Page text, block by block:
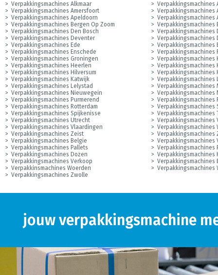
Verpakkingsmachines Alkmaar
Verpakkingsmachines
Verpakkingsmachines Amersfoort
Verpakkingsmachines
Verpakkingsmachines Apeldoorn
Verpakkingsmachines
Verpakkingsmachines Bergen Op Zoom
Verpakkingsmachines
Verpakkingsmachines Den Bosch
Verpakkingsmachines
Verpakkingsmachines Deventer
Verpakkingsmachines
Verpakkingsmachines Ede
Verpakkingsmachines
Verpakkingsmachines Enschede
Verpakkingsmachines
Verpakkingsmachines Groningen
Verpakkingsmachines
Verpakkingsmachines Heerlen
Verpakkingsmachines
Verpakkingsmachines Hilversum
Verpakkingsmachines
Verpakkingsmachines Katwijk
Verpakkingsmachines
Verpakkingsmachines Lelystad
Verpakkingsmachines
Verpakkingsmachines Nieuwegein
Verpakkingsmachines
Verpakkingsmachines Purmerend
Verpakkingsmachines
Verpakkingsmachines Rotterdam
Verpakkingsmachines
Verpakkingsmachines Spijkenisse
Verpakkingsmachines
Verpakkingsmachines Utrecht
Verpakkingsmachines
Verpakkingsmachines Vlaardingen
Verpakkingsmachines
Verpakkingsmachines Zeist
Verpakkingsmachines
Verpakkingsmachines Belgie
Verpakkingsmachines
Verpakkingsmachines Pallets
Verpakkingsmachines
Verpakkingsmachines Dozen
Verpakkingsmachines
Verpakkingsmachines Verkoop
Verpakkingsmachines
Verpakkinsmachines Woerden
Verpakkingsmachines
Verpakkingsmachines Zwolle
jouw verpakkingsmachine